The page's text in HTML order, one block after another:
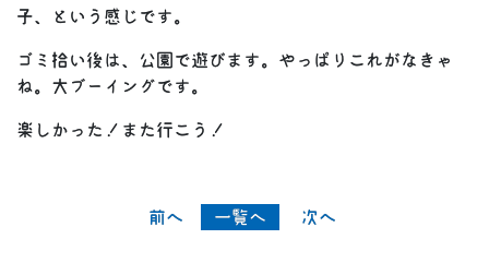
子、という感じです。
ゴミ拾い後は、公園で遊びます。やっぱりこれがなきゃ
ね。大ブーイングです。
楽しかった！また行こう！
« 前へ 一覧へ 次へ »